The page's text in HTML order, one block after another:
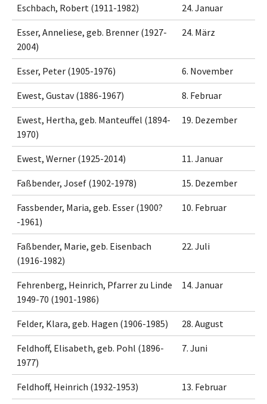
Eschbach, Robert (1911-1982) 24. Januar
Esser, Anneliese, geb. Brenner (1927-
2004)
24. März
Esser, Peter (1905-1976) 6. November
Ewest, Gustav (1886-1967) 8. Februar
Ewest, Hertha, geb. Manteuffel (1894-
1970)
19. Dezember
Ewest, Werner (1925-2014) 11. Januar
Faßbender, Josef (1902-1978) 15. Dezember
Fassbender, Maria, geb. Esser (1900?
-1961)
10. Februar
Faßbender, Marie, geb. Eisenbach
(1916-1982)
22. Juli
Fehrenberg, Heinrich, Pfarrer zu Linde
1949-70 (1901-1986)
14. Januar
Felder, Klara, geb. Hagen (1906-1985) 28. August
Feldhoff, Elisabeth, geb. Pohl (1896-
1977)
7. Juni
Feldhoff, Heinrich (1932-1953) 13. Februar